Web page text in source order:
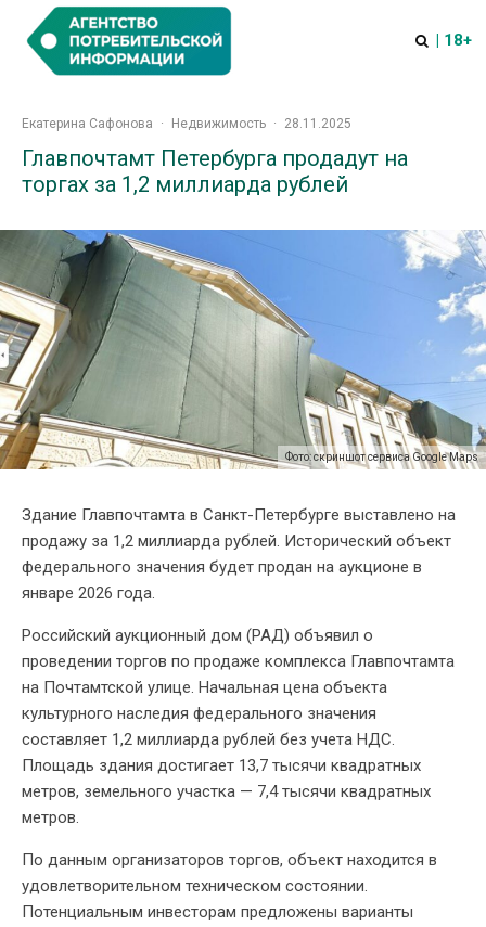
| 18+
Екатерина Сафонова · Недвижимость · 28.11.2025
Главпочтамт Петербурга продадут на
торгах за 1,2 миллиарда рублей
Фото: скриншот сервиса Google Maps
Здание Главпочтамта в Санкт-Петербурге выставлено на
продажу за 1,2 миллиарда рублей. Исторический объект
федерального значения будет продан на аукционе в
январе 2026 года.
Российский аукционный дом (РАД) объявил о
проведении торгов по продаже комплекса Главпочтамта
на Почтамтской улице. Начальная цена объекта
культурного наследия федерального значения
составляет 1,2 миллиарда рублей без учета НДС.
Площадь здания достигает 13,7 тысячи квадратных
метров, земельного участка — 7,4 тысячи квадратных
метров.
По данным организаторов торгов, объект находится в
удовлетворительном техническом состоянии.
Потенциальным инвесторам предложены варианты